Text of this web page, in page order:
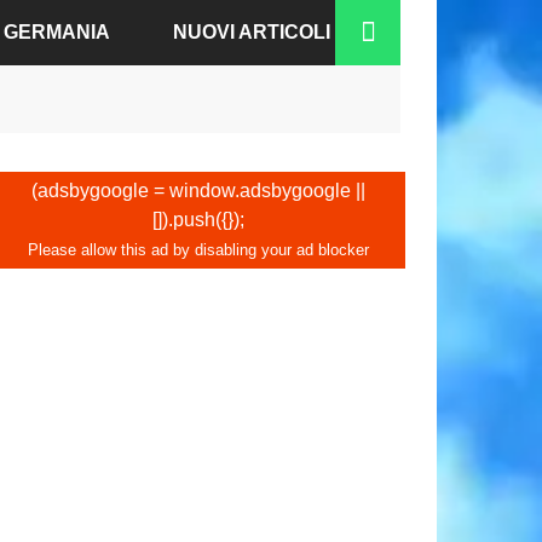
BADEN
NUOVI ARTICOLI
(adsbygoogle = window.adsbygoogle ||
[]).push({});